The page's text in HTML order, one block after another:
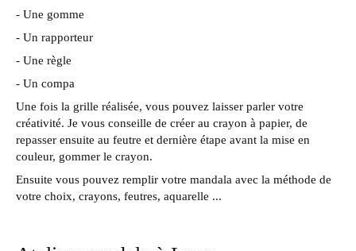
- Une gomme
- Un rapporteur
- Une règle
- Un compa
Une fois la grille réalisée, vous pouvez laisser parler votre
créativité. Je vous conseille de créer au crayon à papier, de
repasser ensuite au feutre et dernière étape avant la mise en
couleur, gommer le crayon.
Ensuite vous pouvez remplir votre mandala avec la méthode de
votre choix, crayons, feutres, aquarelle ...